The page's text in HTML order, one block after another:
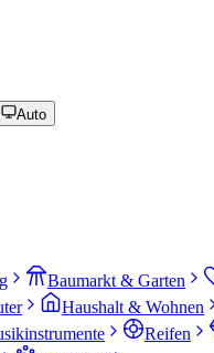
Auto
Baumarkt & Garten
Haushalt & Wohnen
Reifen